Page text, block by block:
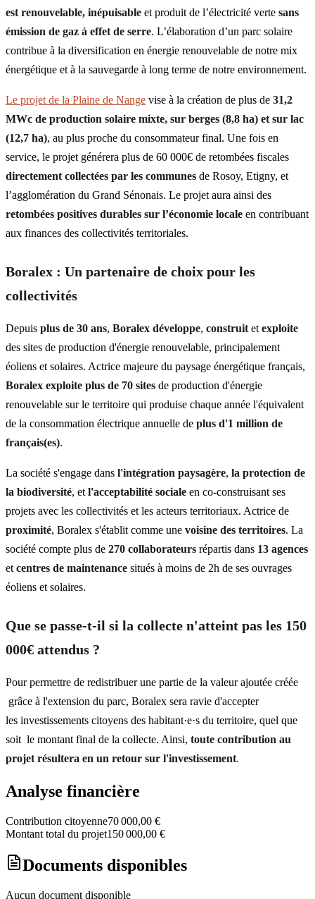
est renouvelable, inépuisable et produit de l’électricité verte sans
émission de gaz à effet de serre. L’élaboration d’un parc solaire
contribue à la diversification en énergie renouvelable de notre mix
énergétique et à la sauvegarde à long terme de notre environnement.
Le projet de la Plaine de Nange vise à la création de plus de 31,2
MWc de production solaire mixte, sur berges (8,8 ha) et sur lac
(12,7 ha), au plus proche du consommateur final. Une fois en
service, le projet générera plus de 60 000€ de retombées fiscales
directement collectées par les communes de Rosoy, Etigny, et
l’agglomération du Grand Sénonais. Le projet aura ainsi des
retombées positives durables sur l’économie locale en contribuant
aux finances des collectivités territoriales.
Boralex : Un partenaire de choix pour les
collectivités
Depuis plus de 30 ans, Boralex développe, construit et exploite
des sites de production d'énergie renouvelable, principalement
éoliens et solaires. Actrice majeure du paysage énergétique français,
Boralex exploite plus de 70 sites de production d'énergie
renouvelable sur le territoire qui produise chaque année l'équivalent
de la consommation électrique annuelle de plus d'1 million de
français(es).
La société s'engage dans l'intégration paysagère, la protection de
la biodiversité, et l'acceptabilité sociale en co-construisant ses
projets avec les collectivités et les acteurs territoriaux. Actrice de
proximité, Boralex s'établit comme une voisine des territoires. La
société compte plus de 270 collaborateurs répartis dans 13 agences
et centres de maintenance situés à moins de 2h de ses ouvrages
éoliens et solaires.
Que se passe-t-il si la collecte n'atteint pas les 150
000€ attendus ?
Pour permettre de redistribuer une partie de la valeur ajoutée créée
grâce à l'extension du parc, Boralex sera ravie d'accepter
les investissements citoyens des habitant·e·s du territoire, quel que
soit le montant final de la collecte. Ainsi, toute contribution au
projet résultera en un retour sur l'investissement.
Analyse financière
Contribution citoyenne70 000,00 €
Montant total du projet150 000,00 €
Documents disponibles
Aucun document disponible